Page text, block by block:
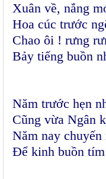
Xuân về, nắng
Hoa cúc trước
Chao ôi ! rưng
Bảy tiếng buồn
Năm trước hẹn
Cũng vừa Ngân
Năm nay
Để kinh buồn